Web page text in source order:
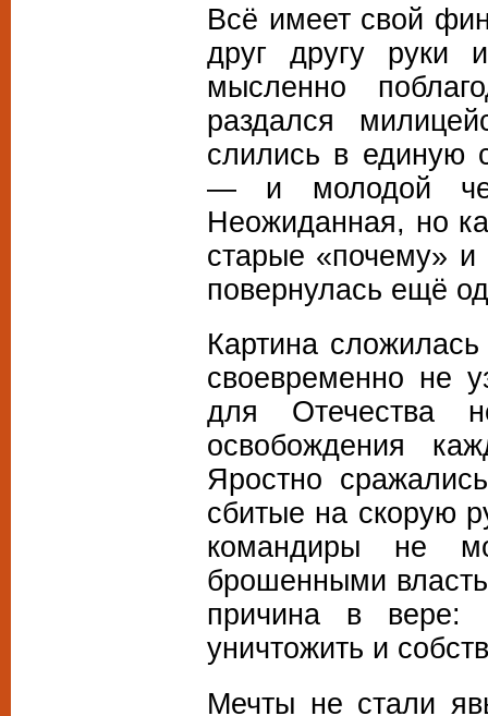
Всё имеет свой
друг другу руки
мысленно
раздался
слились в единую
— и молодой
Неожиданная, но
старые «почему» и
повернулась ещё
Картина
своевременно не
для Отечества
освобождения
Яростно
сбитые на скорую
командиры не
брошенными
причина в вере:
уничтожить и
Мечты не стали